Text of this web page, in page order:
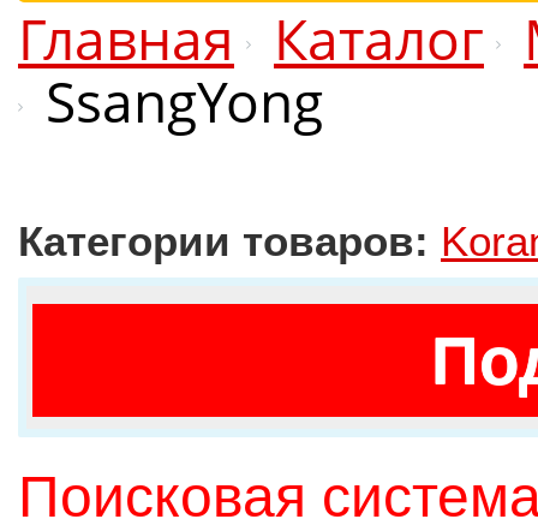
Главная Каталог
SsangYong
Категории товаров:
Поисковая